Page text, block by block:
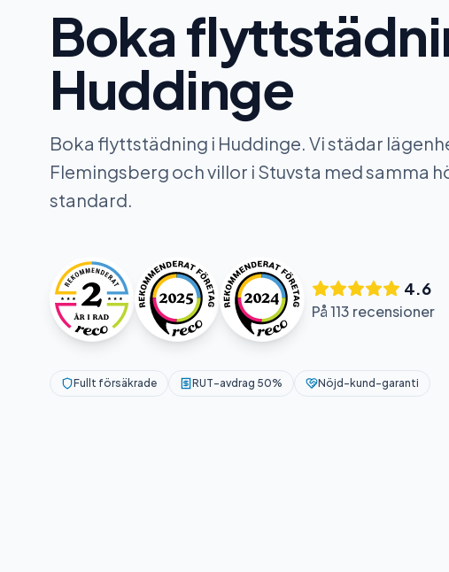
Boka
Huddinge
Boka flyttstädning i Huddinge. Vi städar
Flemingsberg och villor i Stuvsta med samma
standard.
4.6
På 113 recensioner
Fullt försäkrade RUT-avdrag 50% Nöjd-kund-garanti